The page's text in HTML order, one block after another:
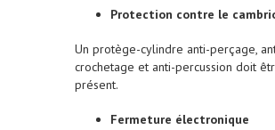
Protection contre le
Un protège-cylindre anti-perçage,
crochetage et anti-percussion doit
présent.
Fermeture électronique